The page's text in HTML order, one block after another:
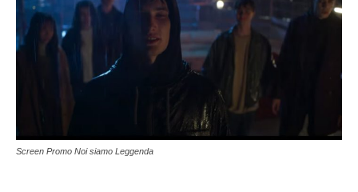
Screen Promo Noi siamo Leggenda